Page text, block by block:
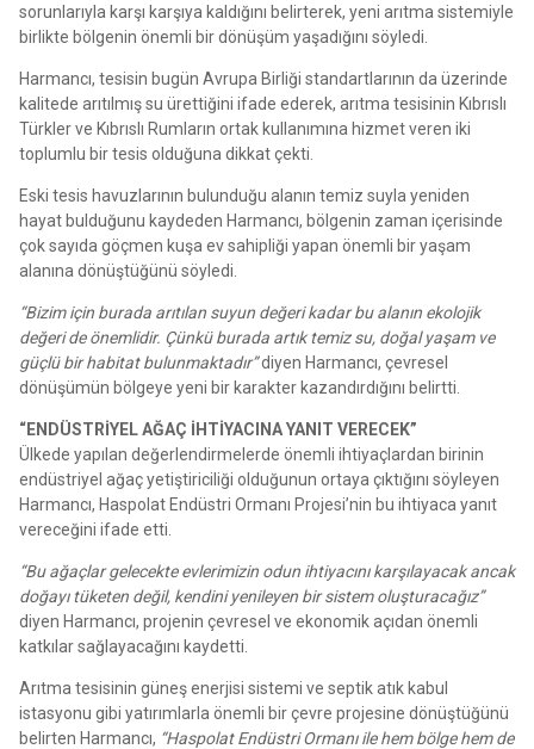
sorunlarıyla karşı karşıya kaldığını belirterek, yeni arıtma sistemiyle
birlikte bölgenin önemli bir dönüşüm yaşadığını söyledi.
Harmancı, tesisin bugün Avrupa Birliği standartlarının da üzerinde
kalitede arıtılmış su ürettiğini ifade ederek, arıtma tesisinin Kıbrıslı
Türkler ve Kıbrıslı Rumların ortak kullanımına hizmet veren iki
toplumlu bir tesis olduğuna dikkat çekti.
Eski tesis havuzlarının bulunduğu alanın temiz suyla yeniden
hayat bulduğunu kaydeden Harmancı, bölgenin zaman içerisinde
çok sayıda göçmen kuşa ev sahipliği yapan önemli bir yaşam
alanına dönüştüğünü söyledi.
“Bizim için burada arıtılan suyun değeri kadar bu alanın ekolojik
değeri de önemlidir. Çünkü burada artık temiz su, doğal yaşam ve
güçlü bir habitat bulunmaktadır”diyen Harmancı, çevresel
dönüşümün bölgeye yeni bir karakter kazandırdığını belirtti.
“ENDÜSTRİYEL AĞAÇ İHTİYACINA YANIT VERECEK”
Ülkede yapılan değerlendirmelerde önemli ihtiyaçlardan birinin
endüstriyel ağaç yetiştiriciliği olduğunun ortaya çıktığını söyleyen
Harmancı, Haspolat Endüstri Ormanı Projesi’nin bu ihtiyaca yanıt
vereceğini ifade etti.
“Bu ağaçlar gelecekte evlerimizin odun ihtiyacını karşılayacak ancak
doğayı tüketen değil, kendini yenileyen bir sistem oluşturacağız”
diyen Harmancı, projenin çevresel ve ekonomik açıdan önemli
katkılar sağlayacağını kaydetti.
Arıtma tesisinin güneş enerjisi sistemi ve septik atık kabul
istasyonu gibi yatırımlarla önemli bir çevre projesine dönüştüğünü
belirten Harmancı, “Haspolat Endüstri Ormanı ile hem bölge hem de